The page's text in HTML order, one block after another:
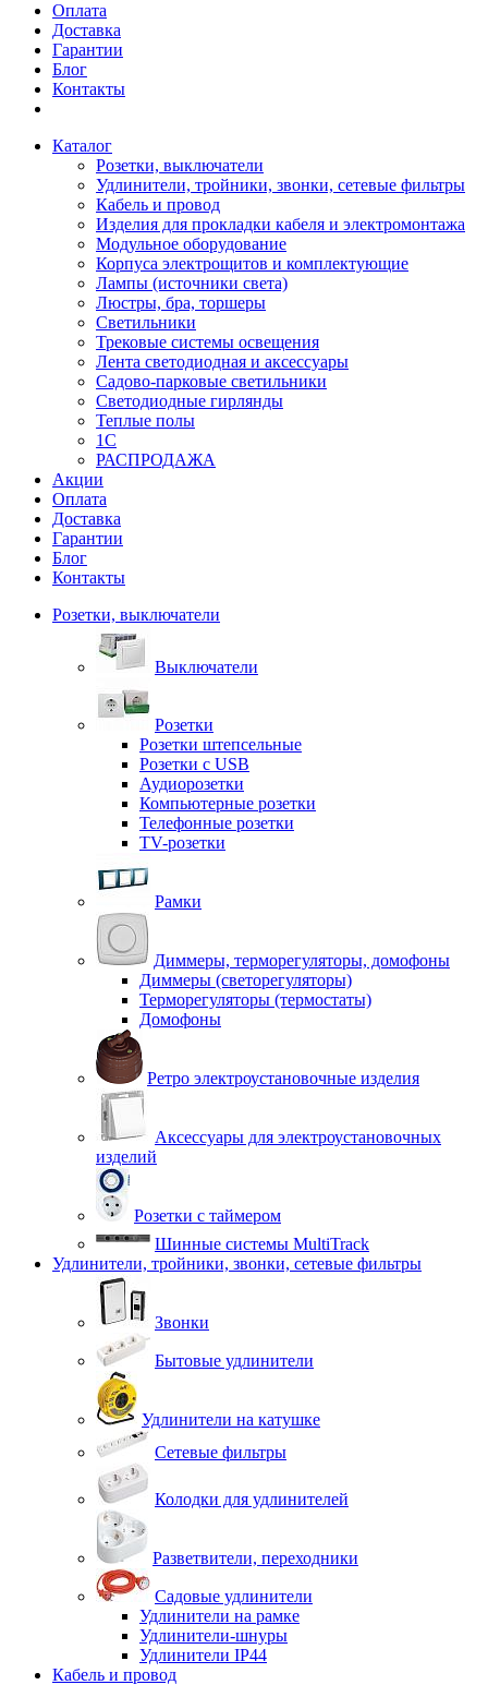
Оплата
Доставка
Гарантии
Блог
Контакты
Каталог
Розетки, выключатели
Удлинители, тройники, звонки, сетевые фильтры
Кабель и провод
Изделия для прокладки кабеля и электромонтажа
Модульное оборудование
Корпуса электрощитов и комплектующие
Лампы (источники света)
Люстры, бра, торшеры
Светильники
Трековые системы освещения
Лента светодиодная и аксессуары
Садово-парковые светильники
Светодиодные гирлянды
Теплые полы
1С
РАСПРОДАЖА
Акции
Оплата
Доставка
Гарантии
Блог
Контакты
Розетки, выключатели
Выключатели
Розетки
Розетки штепсельные
Розетки с USB
Аудиорозетки
Компьютерные розетки
Телефонные розетки
TV-розетки
Рамки
Диммеры, терморегуляторы, домофоны
Диммеры (светорегуляторы)
Терморегуляторы (термостаты)
Домофоны
Ретро электроустановочные изделия
Аксессуары для электроустановочных
изделий
Розетки с таймером
Шинные системы MultiTrack
Удлинители, тройники, звонки, сетевые фильтры
Звонки
Бытовые удлинители
Удлинители на катушке
Сетевые фильтры
Колодки для удлинителей
Разветвители, переходники
Садовые удлинители
Удлинители на рамке
Удлинители-шнуры
Удлинители IP44
Кабель и провод